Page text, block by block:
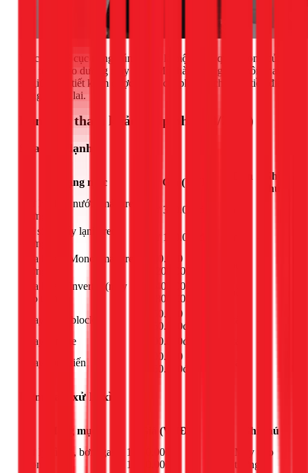
Việc bảo vệ cục nóng đúng cách là một phần quan trọng của
quy trình bảo dưỡng máy lạnh. Một hành động nhỏ hôm nay
sẽ giúp bạn tiết kiệm được nhiều chi phí sửa chữa và tiền điện
trong tương lai.
Bảng giá tham khảo (Cập nhật 03/2026)
Sửa máy lạnh
Hạng mục Giá (VNĐ)
Ghi
chú
Xử lý chảy nước (máy treo
tường)
Từ 300.000đ
Vệ sinh máy lạnh treo
tường
Từ 150.000đ
Sửa board Mono (máy treo
tường)
800.000 -
1.200.000đ
Sửa board Inverter (máy
treo tường)
1.400.000 -
1.800.000đ
Thay tụ đề block
650.000 -
950.000đ
Thay remote
300.000đ
Thay cảm biến
600.000 -
950.000đ
Bơm gas, xử lý xì
Hạng mục Giá (VNĐ)
Ghi chú
Xử lý xì tán, bơm gas
Mono
1.000.000 -
1.900.000đ
Máy treo
tường